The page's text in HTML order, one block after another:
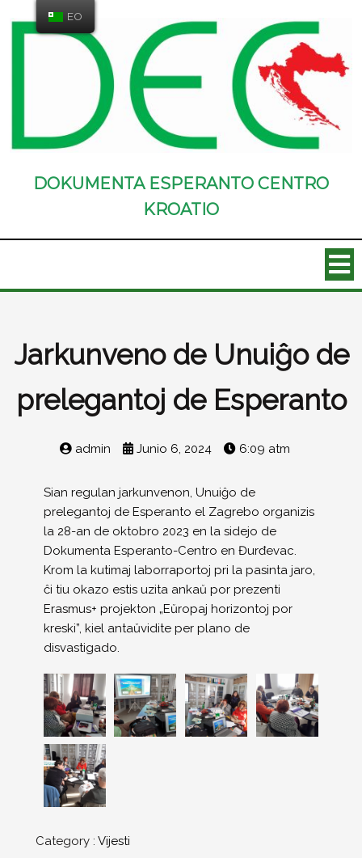
DOKUMENTA ESPERANTO CENTRO
KROATIO
Jarkunveno de Unuiĝo de
prelegantoj de Esperanto
admin Junio 6, 2024 6:09 atm
Sian regulan jarkunvenon, Unuiĝo de
prelegantoj de Esperanto el Zagrebo organizis
la 28-an de oktobro 2023 en la sidejo de
Dokumenta Esperanto-Centro en Đurđevac.
Krom la kutimaj laborraportoj pri la pasinta jaro,
ĉi tiu okazo estis uzita ankaŭ por prezenti
Erasmus+ projekton „Eŭropaj horizontoj por
kreski”, kiel antaŭvidite per plano de
disvastigado.
Category : Vijesti
EO